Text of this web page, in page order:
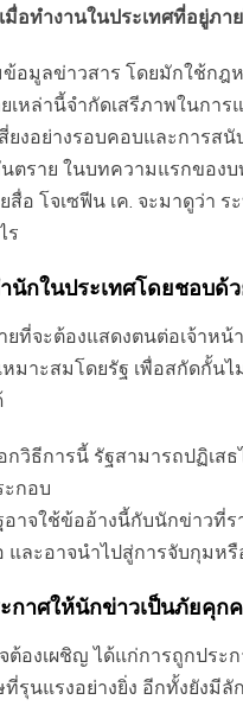
ทำงานในประเทศที่อยู่ภาย
อมูลข่าวสาร โดยมักใช้ก
หล่านี้จำกัดเสรีภาพในกา
ยงอย่างรอบคอบและการ
ตราย ในบทความแรกของ
โจเซฟีน เค. จะมาดูว่า ร
ร
นักในประเทศโดยชอบด้
ะต้องแสดงตนต่อเจ้าหน้า
มาะสมโดยรัฐ เพื่อสกัดกั้น
กวิธีการนี้ รัฐสามารถปฏิเส
ะกอบ
อาจใช้ข้ออ้างนี้กับนักข่าวที่ร
ละอาจนำไปสู่การจับกุมหรื
าศให้นักข่าวเป็นภัยคุก
ต้องเผชิญ ได้แก่การถูกปร
นแรงอย่างยิ่ง อีกทั้งยังมี